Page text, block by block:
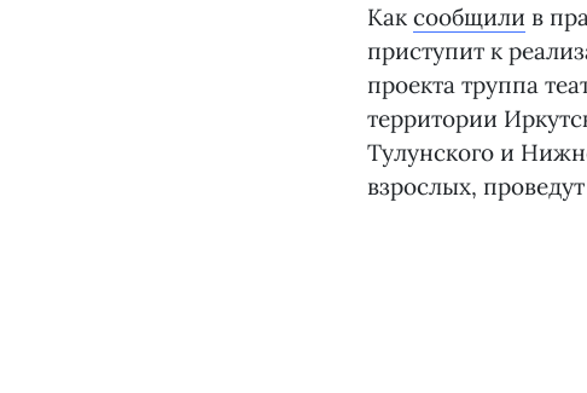
Как сообщили в
приступит к
проекта труппа
территории
Тулунского и
взрослых,